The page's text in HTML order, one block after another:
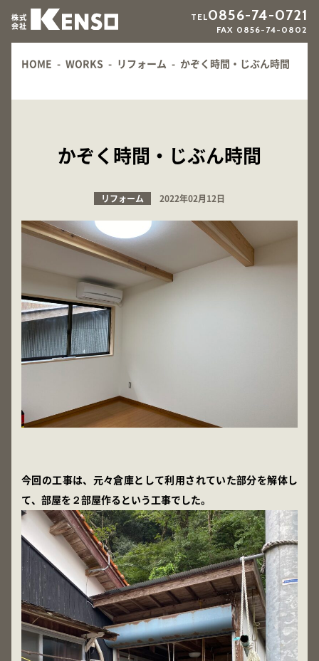
TEL0856-74-0721
FAX 0856-74-0802
HOME - WORKS - リフォーム - かぞく時間・じぶん時間
かぞく時間・じぶん時間
リフォーム 2022年02月12日
今回の工事は、元々倉庫として利用されていた部分を解体し
て、部屋を２部屋作るという工事でした。